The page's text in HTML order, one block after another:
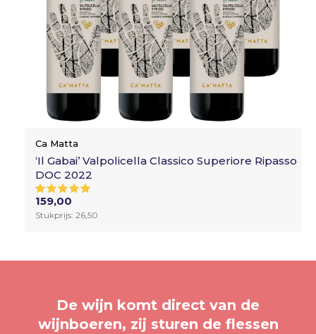
Ca Matta
‘Il Gabai’ Valpolicella Classico Superiore Ripasso
DOC 2022
159,00
Stukprijs: 26,50
De wijn komt direct van de
wijnboeren, zij sturen de flessen